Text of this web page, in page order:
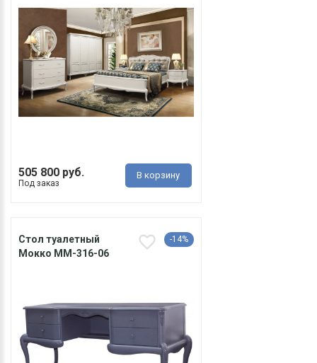
505 800 руб.
Под заказ
В корзину
Стол туалетный
Мокко ММ-316-06
-14%